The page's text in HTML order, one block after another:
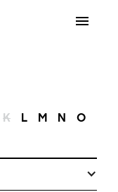
K L M N O